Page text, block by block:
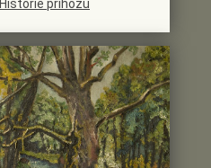
Historie příhozu